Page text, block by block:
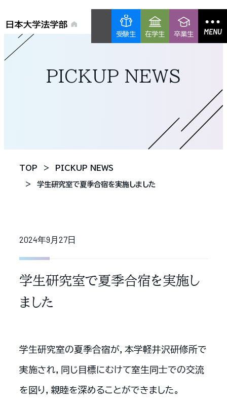
受験生 在学生 卒業生 MENU
PICKUP NEWS
TOP PICKUP NEWS
学生研究室で夏季合宿を実施しました
2024年9月27日
学生研究室で夏季合宿を実施し
ました
学生研究室の夏季合宿が，本学軽井沢研修所で
実施され，同じ目標にむけて室生同士での交流
を図り，親睦を深めることができました。